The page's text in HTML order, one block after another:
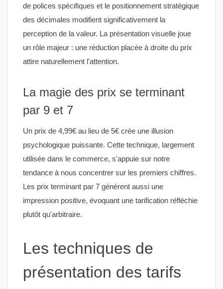
de polices spécifiques et le positionnement stratégique
des décimales modifient significativement la
perception de la valeur. La présentation visuelle joue
un rôle majeur : une réduction placée à droite du prix
attire naturellement l'attention.
La magie des prix se terminant
par 9 et 7
Un prix de 4,99€ au lieu de 5€ crée une illusion
psychologique puissante. Cette technique, largement
utilisée dans le commerce, s'appuie sur notre
tendance à nous concentrer sur les premiers chiffres.
Les prix terminant par 7 génèrent aussi une
impression positive, évoquant une tarification réfléchie
plutôt qu'arbitraire.
Les techniques de
présentation des tarifs